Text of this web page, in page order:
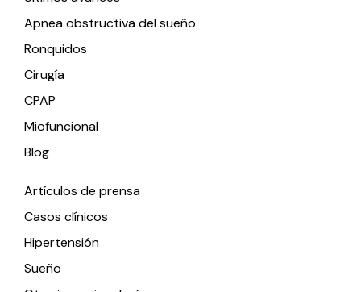
Apnea obstructiva del sueño
Ronquidos
Cirugía
CPAP
Miofuncional
Blog
Artículos de prensa
Casos clínicos
Hipertensión
Sueño